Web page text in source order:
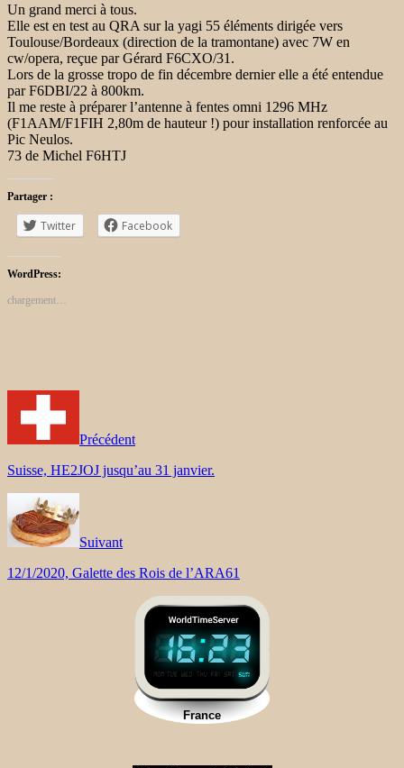
Un grand merci à tous.
Elle est en test au QRA sur la yagi 55 éléments dirigée vers
Toulouse/Bordeaux (direction de la tramontane) avec 7W en
cw/opera, reçue par Gérard F6CXO/31.
Lors de la grosse tropo de fin décembre dernier elle a été entendue
par F6DBI/22 à 800km.
Il me reste à préparer l’antenne à fentes omni 1296 MHz
(F1AAM/F1FIH 2,80m de hauteur !) pour installation renforcée au
Pic Neulos.
73 de Michel F6HTJ
Partager :
Twitter Facebook
WordPress:
chargement…
Précédent
Suisse, HE2JOJ jusqu’au 31 janvier.
Suivant
12/1/2020, Galette des Rois de l’ARA61